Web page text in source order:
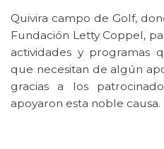
Quivira campo de Golf,
Fundación Letty Coppel,
actividades y programas
que necesitan de algún
gracias a los
apoyaron esta noble causa.